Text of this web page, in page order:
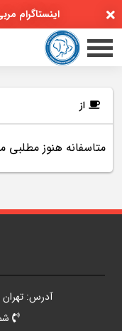
اینستاگرام
صفحه اصلی
پادکست سگ ها
از
متاسفانه هنوز
آدرس: تهران